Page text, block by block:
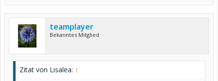
teamplayer
Bekanntes Mitglied
Zitat von Lisalea: ↑